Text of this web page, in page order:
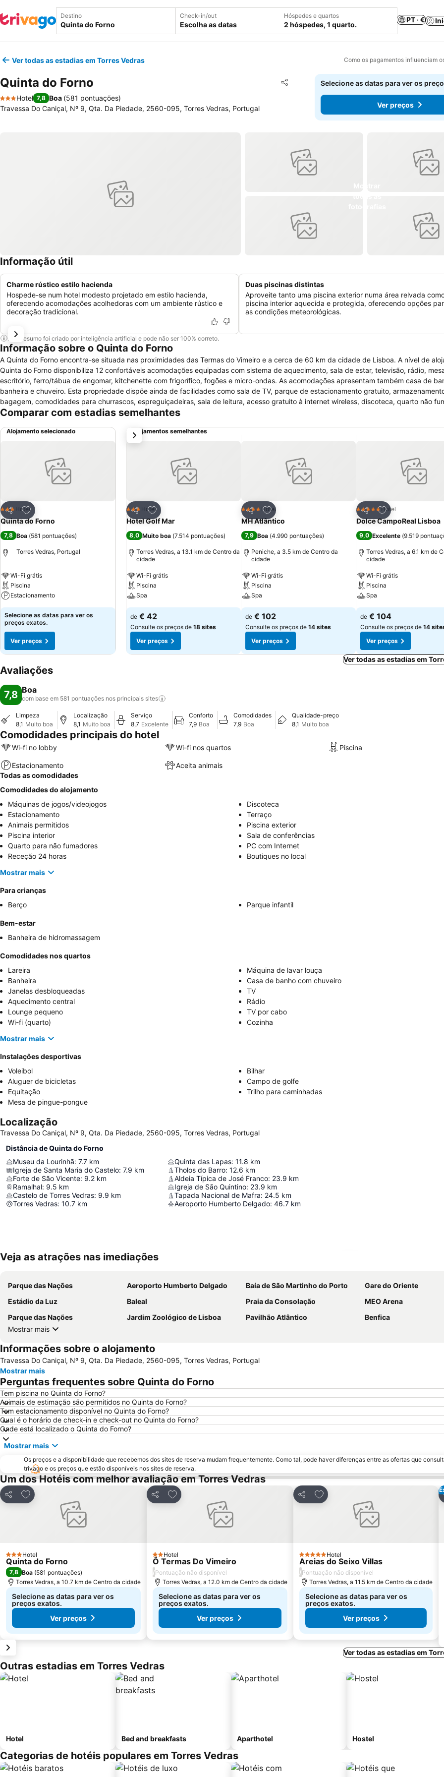
Destino Check-in/out
Escolha as datas
Hóspedes e quartos
2 hóspedes, 1 quarto.
PT · €
Ver todas as estadias em Torres Vedras Como os pagamentos influenciam
Quinta do Forno Partilhar
Adicionar aos favoritos
3 Estrelas
Hotel 7,8 Boa (581 pontuações)
Travessa Do Caniçal, Nº 9, Qta. Da Piedade, 2560-095, Torres Vedras, Portugal
Selecione as datas para ver os
Ver preços
Informação útil
Charme rústico estilo hacienda
Hospede-se num hotel modesto projetado em estilo hacienda,
oferecendo acomodações acolhedoras com um ambiente rústico e
decoração tradicional.
Duas piscinas distintas
Aproveite tanto uma piscina exterior numa área relvada
piscina interior aquecida e protegida, oferecendo opções
as condições meteorológicas.
Este resumo foi criado por inteligência artificial e pode não ser 100% correto.
Informação sobre o Quinta do Forno
A Quinta do Forno encontra-se situada nas proximidades das Termas do Vimeiro e a cerca de 60 km da cidade de Lisboa. A nível de
Quinta do Forno disponibiliza 12 confortáveis acomodações equipadas com sistema de aquecimento, sala de estar, televisão, rádio,
escritório, ferro/tábua de engomar, kitchenette com frigorífico, fogões e micro-ondas. As acomodações apresentam também casa de
banheira e chuveiro. Esta propriedade dispõe ainda de facilidades como sala de TV, parque de estacionamento gratuito,
bagagem, comodidades para churrascos, espreguiçadeiras, sala de leitura, acesso gratuito à internet wireless, discoteca, quarto não
parque infantil, terraço, lareiras, jardim e sala de conferências. A Quinta do Forno possui também algumas comodidades recreativas, a
Nas imediações da quinta poderá fazer caminhadas ou passeios a cavalo. Está disponível um serviço de transporte de/para o aeroporto
Comparar com estadias semelhantes
Alojamento selecionado
Partilhar
Adicionar aos favoritos
3 Estrelas
Hotel
Quinta do Forno
7,8 Boa (581 pontuações)
Torres Vedras, Portugal
Wi-Fi grátis
Piscina
Estacionamento
Selecione as datas para ver os
preços exatos.
Ver preços
Alojamentos semelhantes
Partilhar
Adicionar aos favoritos
3 Estrelas
Hotel
Hotel Golf Mar
8,0 Muito boa (7.514 pontuações)
Torres Vedras, a 13.1 km de Centro da
cidade
Wi-Fi grátis
Piscina
Spa
de € 42
Consulte os preços de 18 sites
Ver preços
Partilhar
Adicionar aos favoritos
4 EstrelasHotel
MH Atlântico
7,9 Boa (4.990 pontuações)
Peniche, a 3.5 km de Centro da
cidade
Wi-Fi grátis
Piscina
Spa
de € 102
Consulte os preços de 14 sites
Ver preços
Partilhar
Adicionar aos
5 EstrelasHotel
Dolce CampoReal Lisboa
9,0 Excelente (9.519
Torres Vedras, a 6.1 km de
cidade
Wi-Fi grátis
Piscina
Spa
de € 104
Consulte os preços de 14
Ver preços
próximo
Ver todas as estadias em
Avaliações
7,8 Boa
com base em 581 pontuações nos principais sites
Limpeza
8,1 Muito boa
Localização
8,1 Muito boa
Serviço
8,7 Excelente
Conforto
7,9 Boa
Comodidades
7,9 Boa
Qualidade-preço
8,1 Muito boa
Comodidades principais do hotel
Wi-fi no lobby Wi-fi nos quartos Piscina
Estacionamento
Aceita animais
Todas as comodidades
Comodidades do alojamento
Máquinas de jogos/videojogos
Discoteca
Estacionamento
Terraço
Animais permitidos
Piscina exterior
Piscina interior
Sala de conferências
Quarto para não fumadores
PC com Internet
Receção 24 horas
Boutiques no local
Mostrar mais
Para crianças
Berço
Parque infantil
Bem-estar
Banheira de hidromassagem
Comodidades nos quartos
Lareira
Máquina de lavar louça
Banheira
Casa de banho com chuveiro
Janelas desbloqueadas
TV
Aquecimento central
Rádio
Lounge pequeno
TV por cabo
Wi-fi (quarto)
Cozinha
Mostrar mais
Instalações desportivas
Voleibol
Bilhar
Aluguer de bicicletas
Campo de golfe
Equitação
Trilho para caminhadas
Mesa de pingue-pongue
Localização
Travessa Do Caniçal, Nº 9, Qta. Da Piedade, 2560-095, Torres Vedras, Portugal
Distância de Quinta do Forno
Museu da Lourinhã: 7.7 km
Igreja de Santa Maria do Castelo: 7.9 km
Forte de São Vicente: 9.2 km
Ramalhal: 9.5 km
Castelo de Torres Vedras: 9.9 km
Torres Vedras: 10.7 km
Quinta das Lapas: 11.8 km
Tholos do Barro: 12.6 km
Aldeia Típica de José Franco: 23.9 km
Igreja de São Quintino: 23.9 km
Tapada Nacional de Mafra: 24.5 km
Aeroporto Humberto Delgado: 46.7 km
Veja as atrações nas imediações
Parque das Nações Aeroporto Humberto Delgado Baía de São Martinho do Porto
Gare do Oriente
Estádio da Luz
Baleal Praia da Consolação
MEO Arena
Parque das Nações
Jardim Zoológico de Lisboa Pavilhão Atlântico
Benfica
Mostrar mais
Informações sobre o alojamento
Travessa Do Caniçal, Nº 9, Qta. Da Piedade, 2560-095, Torres Vedras, Portugal
Mostrar mais
Perguntas frequentes sobre Quinta do Forno
Tem piscina no Quinta do Forno?
Animais de estimação são permitidos no Quinta do Forno?
Tem estacionamento disponível no Quinta do Forno?
Qual é o horário de check-in e check-out no Quinta do Forno?
Onde está localizado o Quinta do Forno?
Mostrar mais
Os preços e a disponibilidade que recebemos dos sites de reserva mudam frequentemente. Como tal, pode haver diferenças entre as ofertas que
trivago e os preços que estão disponíveis nos sites de reserva.
Um dos Hotéis com melhor avaliação em Torres Vedras
Partilhar
Adicionar aos favoritos
3 Estrelas
Hotel
Quinta do Forno
7,8 Boa (581 pontuações)
Torres Vedras, a 10.7 km de Centro da cidade
Selecione as datas para ver os
preços exatos.
Ver preços
Partilhar
Adicionar aos favoritos
2 Estrelas
Hotel
Ô Termas Do Vimeiro
/Pontuação não disponível
Torres Vedras, a 12.0 km de Centro da cidade
Selecione as datas para ver os
preços exatos.
Ver preços
Partilhar
Adicionar aos favoritos
5 EstrelasHotel
Areias do Seixo Villas
/Pontuação não disponível
Torres Vedras, a 11.5 km de Centro da cidade
Selecione as datas para ver os
preços exatos.
Ver preços
Ver todas as estadias em
Outras estadias em Torres Vedras
Hotel Bed and breakfasts Aparthotel Hostel
Categorias de hotéis populares em Torres Vedras